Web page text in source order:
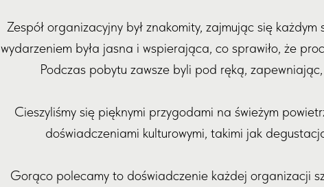
Zespół organizacyjny był znakomity, zajmując się
wydarzeniem była jasna i wspierająca, co sprawiło, że
Podczas pobytu zawsze byli pod ręką,
Cieszyliśmy się pięknymi przygodami na świeżym
doświadczeniami kulturowymi, takimi jak
Gorąco polecamy to doświadczenie każdej organizacji